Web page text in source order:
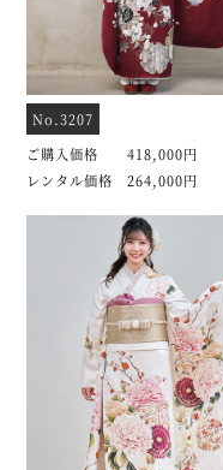
No.3207
ご購入価格 418,000円
レンタル価格 264,000円